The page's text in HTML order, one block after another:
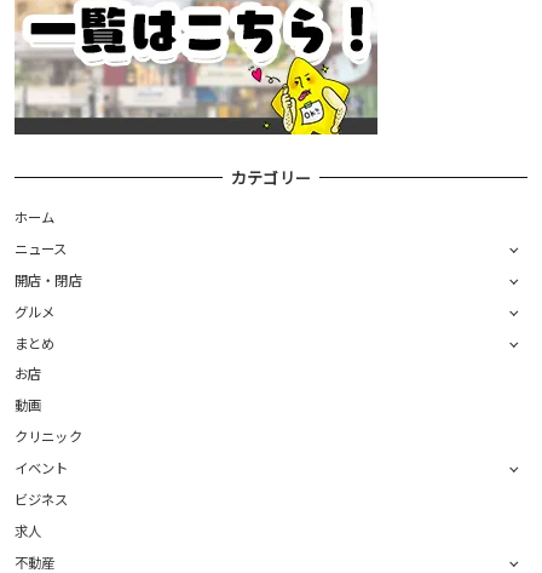
カテゴリー
ホーム
ニュース
開店・閉店
グルメ
まとめ
お店
動画
クリニック
イベント
ビジネス
求人
不動産